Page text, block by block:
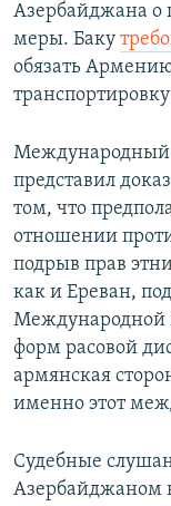
Азербайджана о
меры. Баку
обязать
Международный
представил
том, что
отношении
подрыв прав
как и Ереван,
Международной
форм расовой
армянская
именно этот
Судебные
Азербайджаном